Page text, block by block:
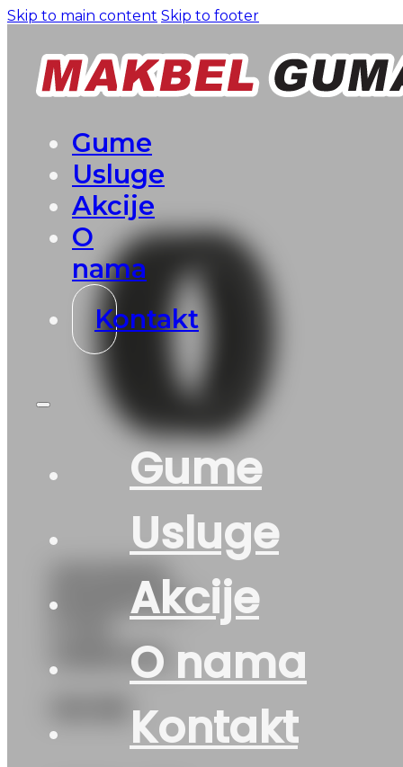
Skip to main content Skip to footer
Gume
Usluge
Akcije
O
nama
Kontakt
Gume
Usluge
Akcije
O nama
Kontakt
205/55R16
RAINSPORT-
UNIROYAL